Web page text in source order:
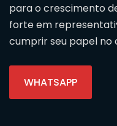
para o crescimento
forte em
cumprir seu papel
WHATSAPP